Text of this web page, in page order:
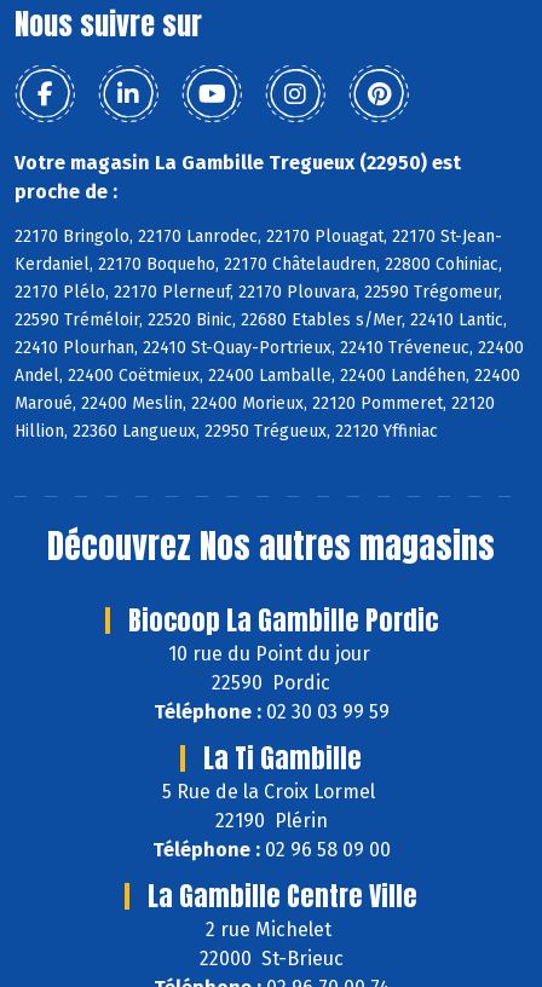
Nous suivre sur
Votre magasin La Gambille Tregueux (22950) est
proche de :
22170 Bringolo, 22170 Lanrodec, 22170 Plouagat, 22170 St-Jean-
Kerdaniel, 22170 Boqueho, 22170 Châtelaudren, 22800 Cohiniac,
22170 Plélo, 22170 Plerneuf, 22170 Plouvara, 22590 Trégomeur,
22590 Tréméloir, 22520 Binic, 22680 Etables s/Mer, 22410 Lantic,
22410 Plourhan, 22410 St-Quay-Portrieux, 22410 Tréveneuc, 22400
Andel, 22400 Coëtmieux, 22400 Lamballe, 22400 Landéhen, 22400
Maroué, 22400 Meslin, 22400 Morieux, 22120 Pommeret, 22120
Hillion, 22360 Langueux, 22950 Trégueux, 22120 Yffiniac
Découvrez Nos autres magasins
Biocoop La Gambille Pordic
10 rue du Point du jour
22590 Pordic
Téléphone :02 30 03 99 59
La Ti Gambille
5 Rue de la Croix Lormel
22190 Plérin
Téléphone :02 96 58 09 00
La Gambille Centre Ville
2 rue Michelet
22000 St-Brieuc